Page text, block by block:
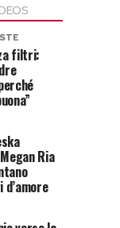
filtri:
Ria